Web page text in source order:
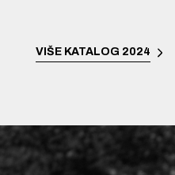
VIŠE KATALOG 2024